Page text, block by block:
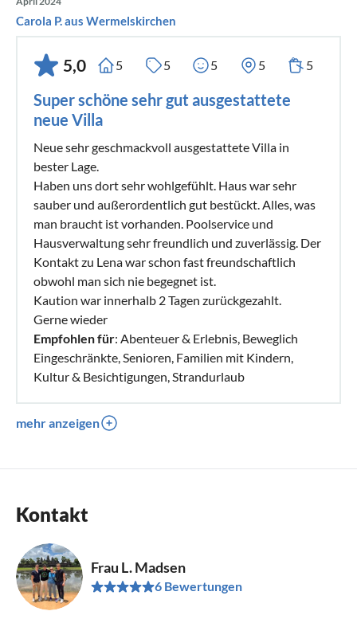
Carola P. aus Wermelskirchen
5,0 5 5 5 5 5
Super schöne sehr gut ausgestattete
neue Villa
Neue sehr geschmackvoll ausgestattete Villa in
bester Lage.
Haben uns dort sehr wohlgefühlt. Haus war sehr
sauber und außerordentlich gut bestückt. Alles, was
man braucht ist vorhanden. Poolservice und
Hausverwaltung sehr freundlich und zuverlässig. Der
Kontakt zu Lena war schon fast freundschaftlich
obwohl man sich nie begegnet ist.
Kaution war innerhalb 2 Tagen zurückgezahlt.
Gerne wieder
Empfohlen für: Abenteuer & Erlebnis, Beweglich
Eingeschränkte, Senioren, Familien mit Kindern,
Kultur & Besichtigungen, Strandurlaub
mehr anzeigen
Kontakt
Frau L. Madsen
6 Bewertungen